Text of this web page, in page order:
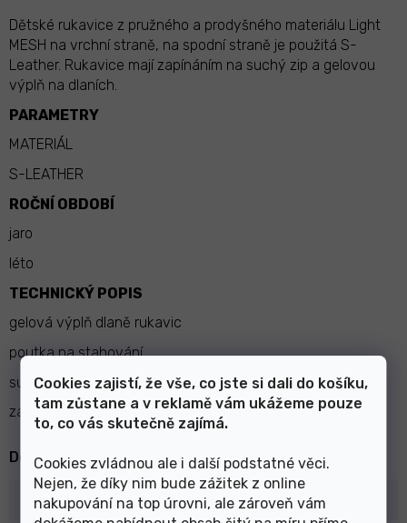
Cookies zajistí, že vše, co jste si dali do košíku,
tam zůstane a v reklamě vám ukážeme pouze
to, co vás skutečně zajímá.
Cookies zvládnou ale i další podstatné věci.
Nejen, že díky nim bude zážitek z online
nakupování na top úrovni, ale zároveň vám
Dětské rukavice z pružného a prodyšného materiálu Light
MESH na vrchní straně, na spodní straně je použitá S-
Leather. Rukavice mají zapínáním na suchý zip a gelovou
výplň na dlaních.
PARAMETRY
MATERIÁL
S-LEATHER
ROČNÍ OBDOBÍ
jaro
léto
TECHNICKÝ POPIS
gelová výplň dlaně rukavic
poutka na stahování
sublimační potisk
zapínání na suchý zip
Doplňkové parametry
Kategorie: Cyklistické rukavice